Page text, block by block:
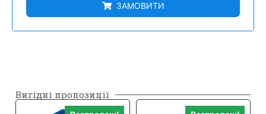
5
ЗАМОВИТИ
Вигідні пропозиції